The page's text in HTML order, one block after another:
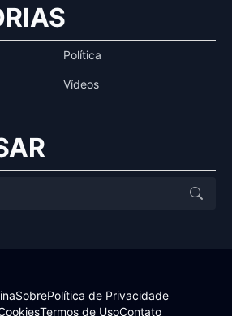
Política
Vídeos
SobrePolítica de Privacidade
Termos de UsoContato